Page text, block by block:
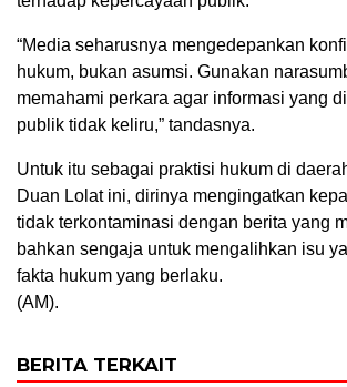
“Media seharusnya mengedepankan
hukum, bukan asumsi. Gunakan
memahami perkara agar informasi yang
publik tidak keliru,” tandasnya.
Untuk itu sebagai praktisi hukum di
Duan Lolat ini, dirinya mengingatkan
tidak terkontaminasi dengan berita yang
bahkan sengaja untuk mengalihkan isu
fakta hukum yang berlaku.
(AM).
BERITA TERKAIT